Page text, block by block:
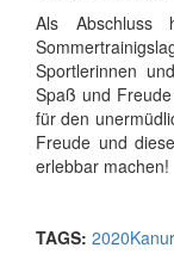
Als Abschluss
Sportlerinnen
Spaß und
für den
Freude und
erlebbar machen!
TAGS: 2020